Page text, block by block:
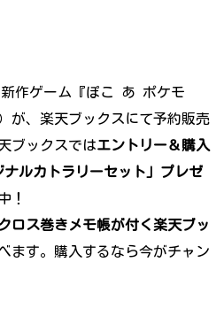
作ゲーム『ぽこ あ ポケモ
が、楽天ブックスにて予約販売
ブックスではエントリー＆購入
ナルカトラリーセット」プレゼ
！
ロス巻きメモ帳が付く楽天ブッ
ます。購入するなら今がチャン